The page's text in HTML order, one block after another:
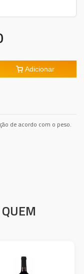
Adicionar
de acordo com o peso.